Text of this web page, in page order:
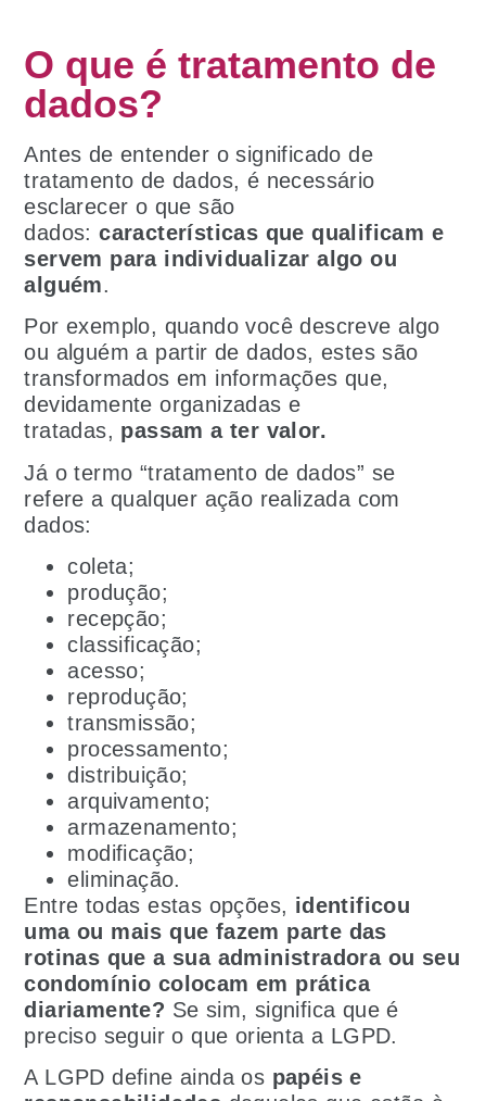
O que é tratamento de
dados?
Antes de entender o significado de
tratamento de dados, é necessário
esclarecer o que são
dados:características que qualificam e
servem para individualizar algo ou
alguém.
Por exemplo, quando você descreve algo
ou alguém a partir de dados, estes são
transformados em informações que,
devidamente organizadas e
tratadas, passam a ter valor.
Já o termo “tratamento de dados” se
refere a qualquer ação realizada com
dados:
coleta;
produção;
recepção;
classificação;
acesso;
reprodução;
transmissão;
processamento;
distribuição;
arquivamento;
armazenamento;
modificação;
eliminação.
Entre todas estas opções, identificou
uma ou mais que fazem parte das
rotinas que a sua administradora ou seu
condomínio colocam em prática
diariamente? Se sim, significa que é
preciso seguir o que orienta a LGPD.
A LGPD define ainda os papéis e